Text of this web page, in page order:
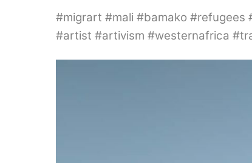
#migrart #mali #bamako
#artist #artivism #westernafrica